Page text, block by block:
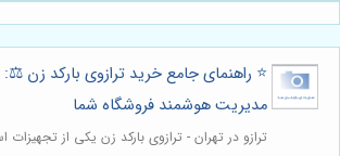
⭐️ راهنمای جامع خرید ترازوی بارکد زن
مدیریت هوشمند فروشگاه شما
ترازو در تهران - ترازوی بارکد زن یکی از